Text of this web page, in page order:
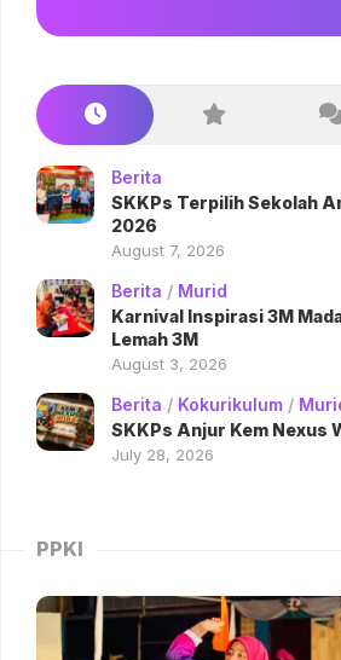
Berita
SKKPs Terpilih Sekolah
2026
August 7, 2026
Berita / Murid
Karnival Inspirasi 3M
Lemah 3M
August 3, 2026
Berita / Kokurikulum /
SKKPs Anjur Kem Nexus
July 28, 2026
PPKI